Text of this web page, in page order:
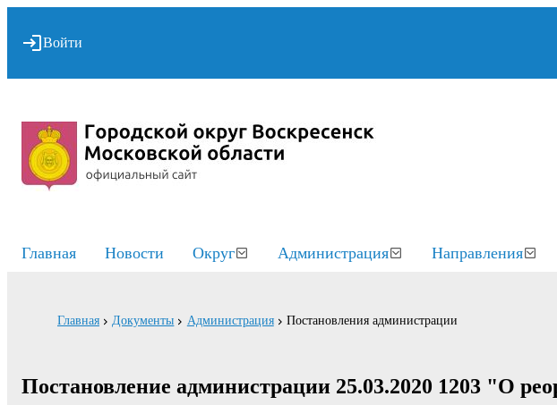
Войти
Главная Новости Округ Администрация Направления
Главная Документы Администрация Постановления администрации
Постановление администрации 25.03.2020 1203 "О